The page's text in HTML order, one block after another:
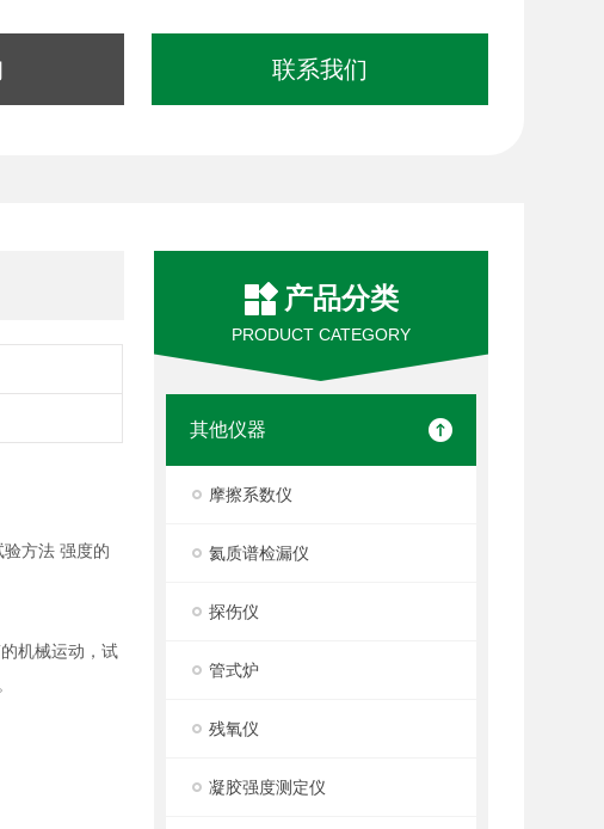
联系我们
产品分类
PRODUCT CATEGORY
其他仪器
摩擦系数仪
氦质谱检漏仪
探伤仪
管式炉
残氧仪
凝胶强度测定仪
方法 强度的
机械运动，试